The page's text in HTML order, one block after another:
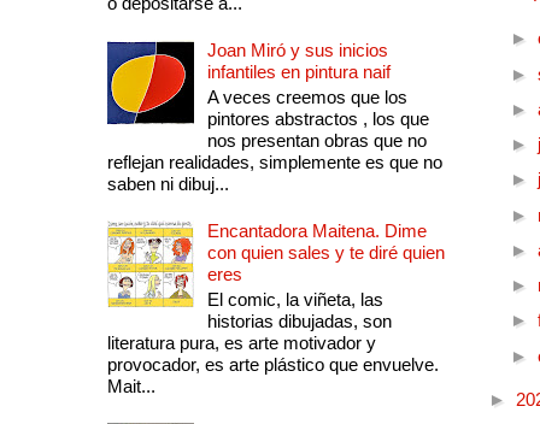
Joan Miró y sus inicios
infantiles en pintura naif
A veces creemos que los
pintores abstractos , los que
nos presentan obras que no
reflejan realidades, simplemente es que no
saben ni dibuj...
Encantadora Maitena. Dime
con quien sales y te diré quien
eres
El comic, la viñeta, las
historias dibujadas, son
literatura pura, es arte motivador y
provocador, es arte plástico que envuelve.
Mait...
►
►
►
►
►
►
►
►
►
►
►